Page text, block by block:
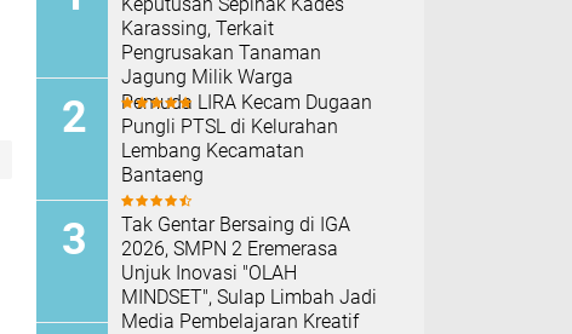
Karassing, Terkait
Pengrusakan Tanaman
Jagung Milik Warga
Pemuda LIRA Kecam Dugaan
Pungli PTSL di Kelurahan
Lembang Kecamatan
Bantaeng
Tak Gentar Bersaing di IGA
2026, SMPN 2 Eremerasa
Unjuk Inovasi "OLAH
MINDSET", Sulap Limbah Jadi
Media Pembelajaran Kreatif